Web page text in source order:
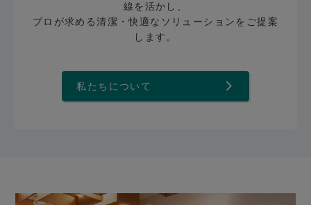
線を活かし、
プロが求める清潔・快適なソリューションをご提案
します。
私たちについて